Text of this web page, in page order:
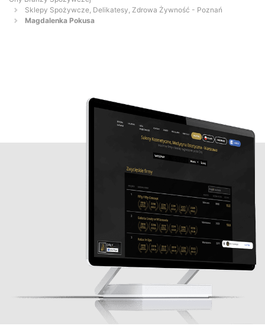
Sklepy Spożywcze, Delikatesy, Zdrowa Żywność - Poznań
Magdalenka Pokusa